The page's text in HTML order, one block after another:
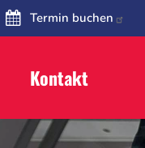
Termin buchen
Kontakt